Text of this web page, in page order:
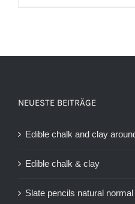
NEUESTE BEITRÄGE
Edible chalk and clay
Edible chalk & clay
Slate pencils natural